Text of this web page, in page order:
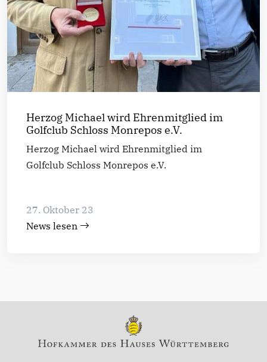
Herzog Michael wird Ehrenmitglied im
Golfclub Schloss Monrepos e.V.
Herzog Michael wird Ehrenmitglied im
Golfclub Schloss Monrepos e.V.
27. Oktober 23
News lesen